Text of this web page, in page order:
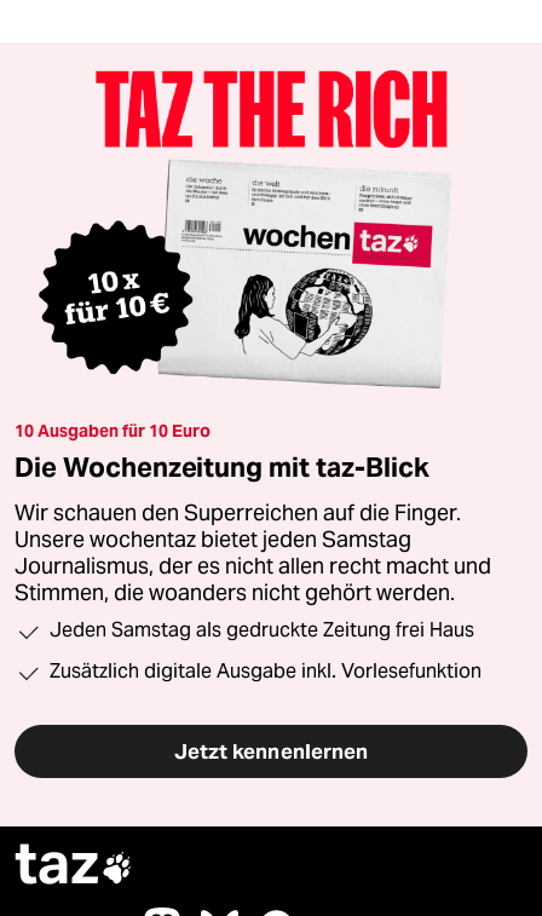
10 Ausgaben für 10 Euro
Die Wochenzeitung mit taz-Blick
Wir schauen den Superreichen auf die Finger.
Unsere wochentaz bietet jeden Samstag
Journalismus, der es nicht allen recht macht und
Stimmen, die woanders nicht gehört werden.
Jeden Samstag als gedruckte Zeitung frei Haus
Zusätzlich digitale Ausgabe inkl. Vorlesefunktion
Jetzt kennenlernen
taz